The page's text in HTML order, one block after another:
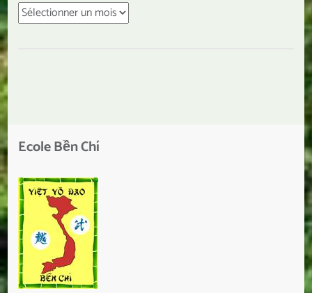
Archives
Ecole Bền Chí